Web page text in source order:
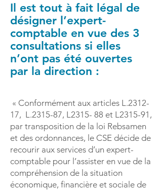
Il est tout à fait légal de
désigner l’expert-
comptable en vue des 3
consultations si elles
n’ont pas été ouvertes
par la direction :
« Conformément aux articles L.2312-
17, L.2315-87, L2315- 88 et L2315-91,
par transposition de la loi Rebsamen
et des ordonnances, le CSE décide de
recourir aux services d’un expert-
comptable pour l’assister en vue de la
compréhension de la situation
économique, financière et sociale de